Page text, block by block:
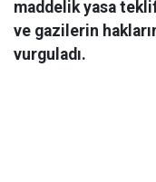
maddelik yasa
ve gazilerin
vurguladı.